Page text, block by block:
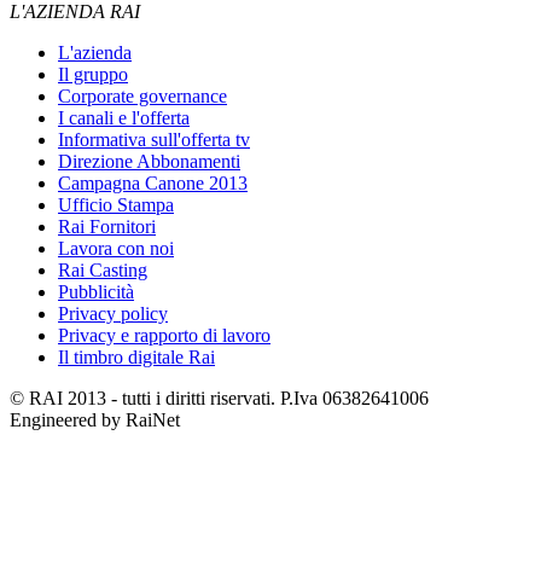
L'AZIENDA RAI
L'azienda
Il gruppo
Corporate governance
I canali e l'offerta
Informativa sull'offerta tv
Direzione Abbonamenti
Campagna Canone 2013
Ufficio Stampa
Rai Fornitori
Lavora con noi
Rai Casting
Pubblicità
Privacy policy
Privacy e rapporto di lavoro
Il timbro digitale Rai
© RAI 2013 - tutti i diritti riservati. P.Iva 06382641006
Engineered by RaiNet